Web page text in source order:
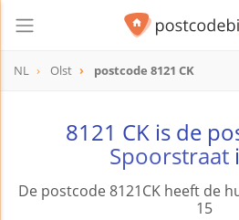
NL Olst postcode 8121 CK
8121 CK is de
Spoorstraat
De postcode 8121CK heeft de
15